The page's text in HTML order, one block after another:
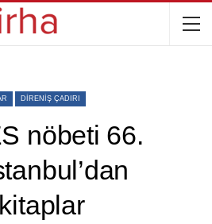
DIRENIŞ ÇADIRI
nöbeti 66.